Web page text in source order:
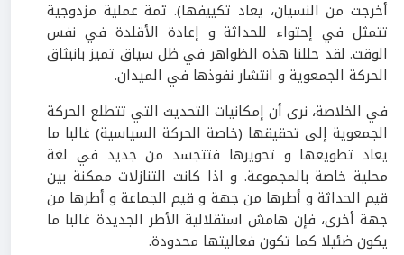
أخرجت من النسيان، يعاد تكييفها). ثمة عملية مزدوجية
تتمثل في إحتواء للحداثة و إعادة الأقلدة في نفس
الوقت. لقد حللنا هذه الظواهر في ظل سياق تميز بانبثاق
الحركة الجمعوية و انتشار نفوذها في الميدان.
في الخلاصة، نرى أن إمكانيات التحديث التي تتطلع الحركة
الجمعوية إلى تحقيقها (خاصة الحركة السياسية) غالبا ما
يعاد تطويعها و تحويرها فتتجسد من جديد في لغة
محلية خاصة بالمجموعة. و اذا كانت التنازلات ممكنة بين
قيم الحداثة و أطرها من جهة و قيم الجماعة و أطرها من
جهة أخرى، فإن هامش استقلالية الأطر الجديدة غالبا ما
يكون ضئيلا كما تكون فعاليتها محدودة.